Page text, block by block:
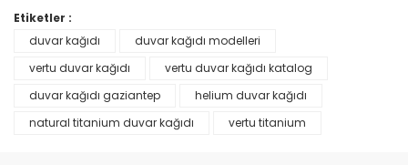
Etiketler :
duvar kağıdı
duvar kağıdı modelleri
vertu duvar kağıdı
vertu duvar kağıdı katalog
duvar kağıdı gaziantep
helium duvar kağıdı
natural titanium duvar kağıdı
vertu titanium